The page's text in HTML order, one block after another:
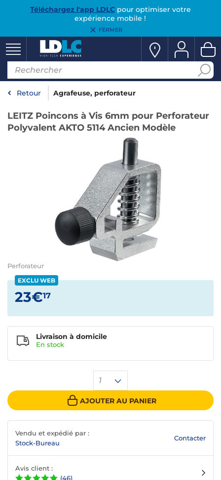
Téléchargez l'app LDLCpour optimiser votre
expérience mobile !
FERMER
Retour Agrafeuse, perforateur
LEITZ Poincons à Vis 6mm pour Perforateur
Polyvalent AKTO 5114 Ancien Modèle
Perforateur
EXCLU WEB
23€17
1
AJOUTER AU PANIER
Livraison à domicile
En stock
Vendu et expédié par :
Stock-Bureau
Contacter
Avis client :
(46)